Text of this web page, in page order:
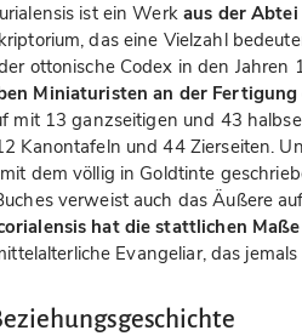
ist ein Werk aus der
das eine Vielzahl
ottonische Codex in den
Miniaturisten an der
mit 13 ganzseitigen und 43
Kanontafeln und 44 Zierseiten.
dem völlig in Goldtinte
verweist auch das Äußere
hat die stattlichen
Evangeliar, das